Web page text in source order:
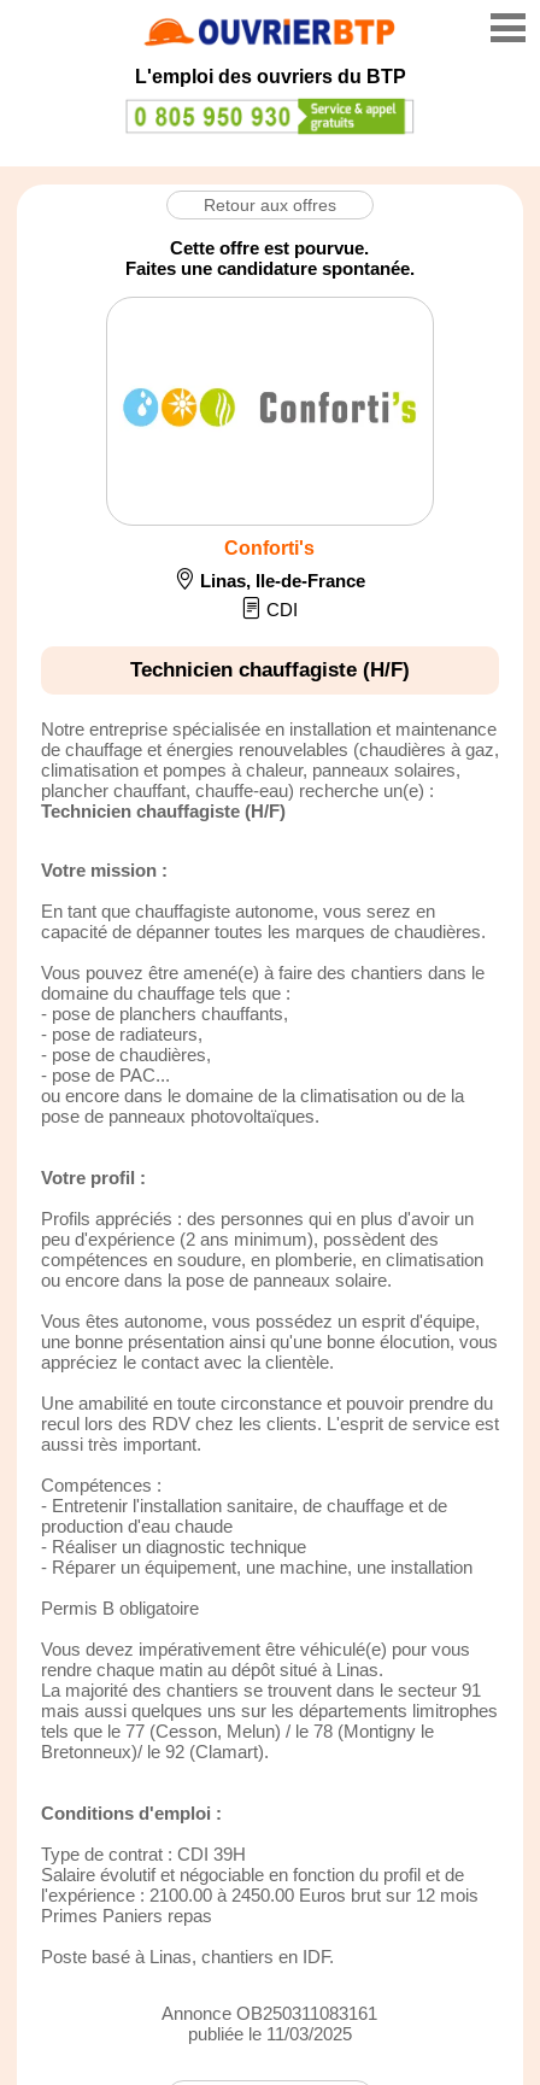
L'emploi des ouvriers du BTP
Retour aux offres
Cette offre est pourvue.
Faites une candidature spontanée.
Conforti's
Linas, Ile-de-France
CDI
Technicien chauffagiste (H/F)
Notre entreprise spécialisée en installation et maintenance
de chauffage et énergies renouvelables (chaudières à gaz,
climatisation et pompes à chaleur, panneaux solaires,
plancher chauffant, chauffe-eau) recherche un(e) :
Technicien chauffagiste (H/F)
Votre mission :
En tant que chauffagiste autonome, vous serez en
capacité de dépanner toutes les marques de chaudières.
Vous pouvez être amené(e) à faire des chantiers dans le
domaine du chauffage tels que :
- pose de planchers chauffants,
- pose de radiateurs,
- pose de chaudières,
- pose de PAC...
ou encore dans le domaine de la climatisation ou de la
pose de panneaux photovoltaïques.
Votre profil :
Profils appréciés : des personnes qui en plus d'avoir un
peu d'expérience (2 ans minimum), possèdent des
compétences en soudure, en plomberie, en climatisation
ou encore dans la pose de panneaux solaire.
Vous êtes autonome, vous possédez un esprit d'équipe,
une bonne présentation ainsi qu'une bonne élocution, vous
appréciez le contact avec la clientèle.
Une amabilité en toute circonstance et pouvoir prendre du
recul lors des RDV chez les clients. L'esprit de service est
aussi très important.
Compétences :
- Entretenir l'installation sanitaire, de chauffage et de
production d'eau chaude
- Réaliser un diagnostic technique
- Réparer un équipement, une machine, une installation
Permis B obligatoire
Vous devez impérativement être véhiculé(e) pour vous
rendre chaque matin au dépôt situé à Linas.
La majorité des chantiers se trouvent dans le secteur 91
mais aussi quelques uns sur les départements limitrophes
tels que le 77 (Cesson, Melun) / le 78 (Montigny le
Bretonneux)/ le 92 (Clamart).
Conditions d'emploi :
Type de contrat : CDI 39H
Salaire évolutif et négociable en fonction du profil et de
l'expérience : 2100.00 à 2450.00 Euros brut sur 12 mois
Primes Paniers repas
Poste basé à Linas, chantiers en IDF.
Annonce OB250311083161
publiée le 11/03/2025